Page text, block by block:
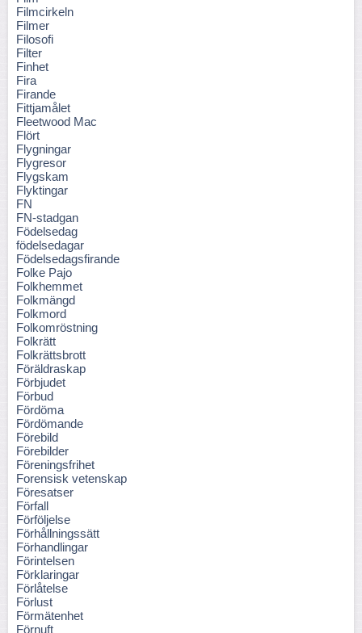
Filmcirkeln
Filmer
Filosofi
Filter
Finhet
Fira
Firande
Fittjamålet
Fleetwood Mac
Flört
Flygningar
Flygresor
Flygskam
Flyktingar
FN
FN-stadgan
Födelsedag
födelsedagar
Födelsedagsfirande
Folke Pajo
Folkhemmet
Folkmängd
Folkmord
Folkomröstning
Folkrätt
Folkrättsbrott
Föräldraskap
Förbjudet
Förbud
Fördöma
Fördömande
Förebild
Förebilder
Föreningsfrihet
Forensisk vetenskap
Föresatser
Förfall
Förföljelse
Förhållningssätt
Förhandlingar
Förintelsen
Förklaringar
Förlåtelse
Förlust
Förmätenhet
Förnuft